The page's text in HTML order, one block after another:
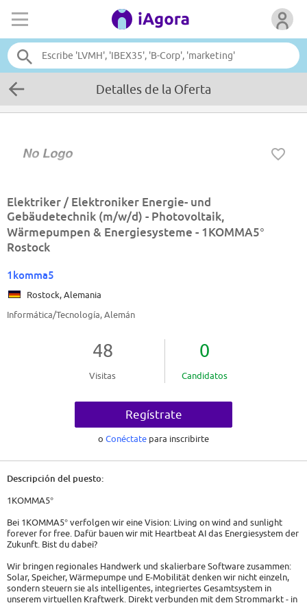
Detalles de la Oferta
Elektriker / Elektroniker Energie- und
Gebäudetechnik (m/w/d) - Photovoltaik,
Wärmepumpen & Energiesysteme - 1KOMMA5°
Rostock
1komma5
Rostock, Alemania
Informática/Tecnología, Alemán
48
Visitas
0
Candidatos
Regístrate
o Conéctate para inscribirte
Descripción del puesto:
1KOMMA5°
Bei 1KOMMA5° verfolgen wir eine Vision: Living on wind and sunlight
forever for free. Dafür bauen wir mit Heartbeat AI das Energiesystem der
Zukunft. Bist du dabei?
Wir bringen regionales Handwerk und skalierbare Software zusammen:
Solar, Speicher, Wärmepumpe und E-Mobilität denken wir nicht einzeln,
sondern steuern sie als intelligentes, integriertes Gesamtsystem in
unserem virtuellen Kraftwerk. Direkt verbunden mit dem Strommarkt - in